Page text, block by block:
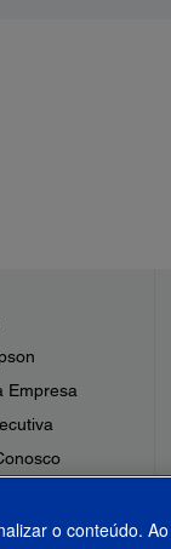
Empresa
o conteúdo. Ao